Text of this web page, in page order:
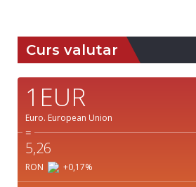
Curs valutar
1EUR
Euro. European Union
=
5,26
RON +0,17%